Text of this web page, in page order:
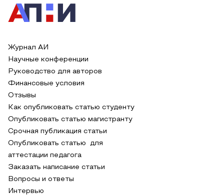
Журнал АИ
Научные конференции
Руководство для авторов
Финансовые условия
Отзывы
Как опубликовать статью студенту
Опубликовать статью магистранту
Срочная публикация статьи
Опубликовать статью для
аттестации педагога
Заказать написание статьи
Вопросы и ответы
Интервью